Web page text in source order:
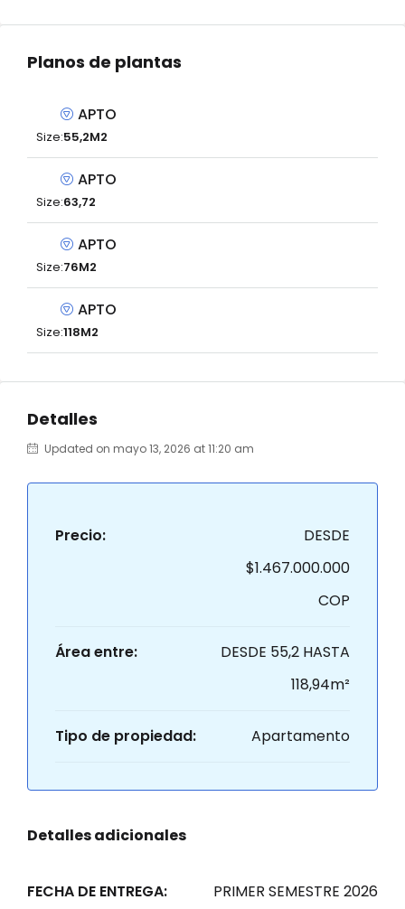
Planos de plantas
APTO
Size:55,2M2
APTO
Size:63,72
APTO
Size:76M2
APTO
Size:118M2
Detalles
Updated on mayo 13, 2026 at 11:20 am
Precio:
DESDE
$1.467.000.000
COP
Área entre:
DESDE 55,2 HASTA
118,94m²
Tipo de propiedad: Apartamento
Detalles adicionales
FECHA DE ENTREGA: PRIMER SEMESTRE 2026